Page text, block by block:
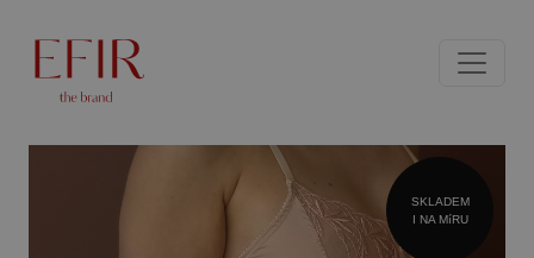
SKLADEM
I NA MíRU